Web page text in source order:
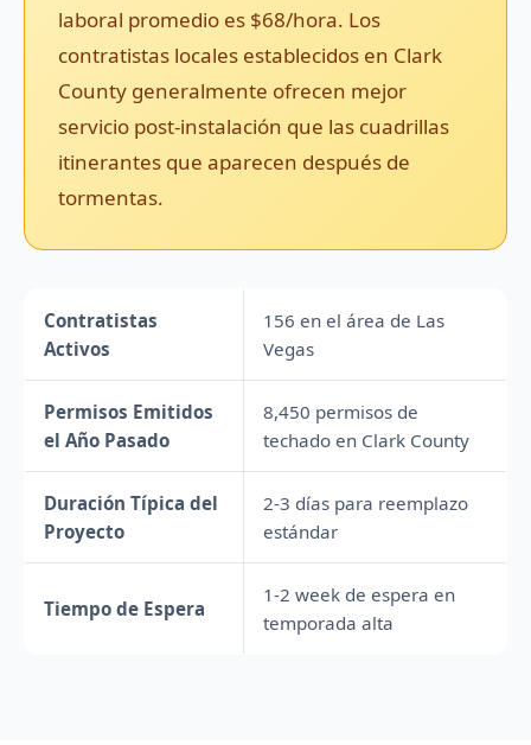
laboral promedio es $68/hora. Los
contratistas locales establecidos en Clark
County generalmente ofrecen mejor
servicio post-instalación que las cuadrillas
itinerantes que aparecen después de
tormentas.
Contratistas
Activos
156 en el área de Las
Vegas
Permisos Emitidos
el Año Pasado
8,450 permisos de
techado en Clark County
Duración Típica del
Proyecto
2-3 días para reemplazo
estándar
Tiempo de Espera
1-2 week de espera en
temporada alta